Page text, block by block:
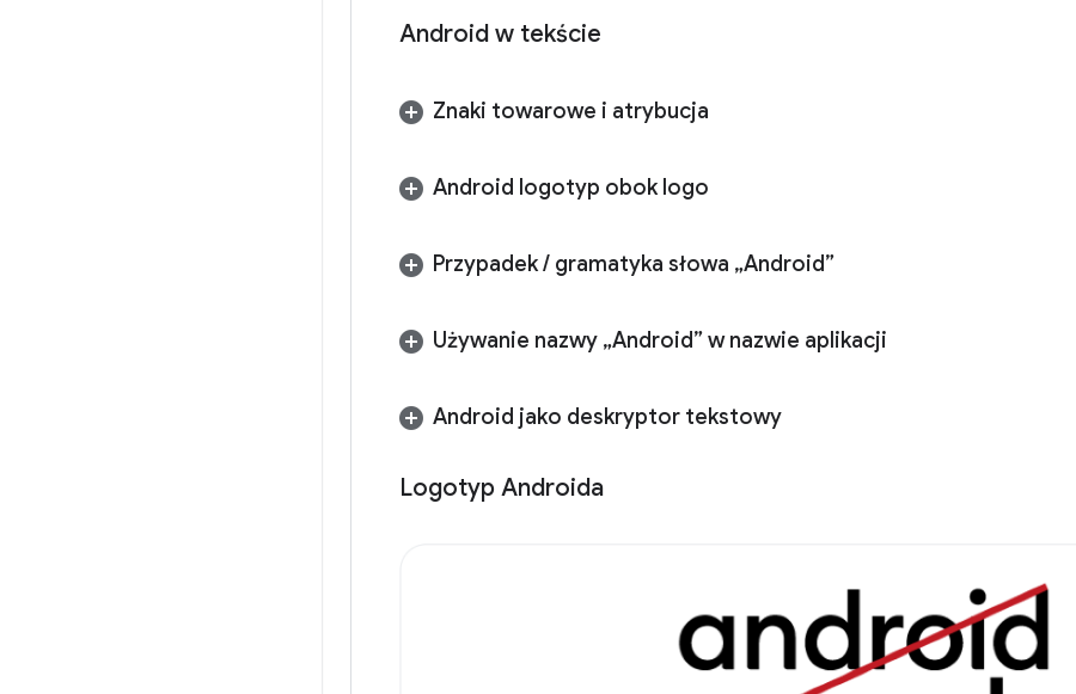
Android w tekście
Znaki towarowe i atrybucja
Android logotyp obok logo
Przypadek/ gramatyka słowa „Android”
Używanie nazwy „Android” w nazwie aplikacji
Android jako deskryptor tekstowy
Logotyp Androida